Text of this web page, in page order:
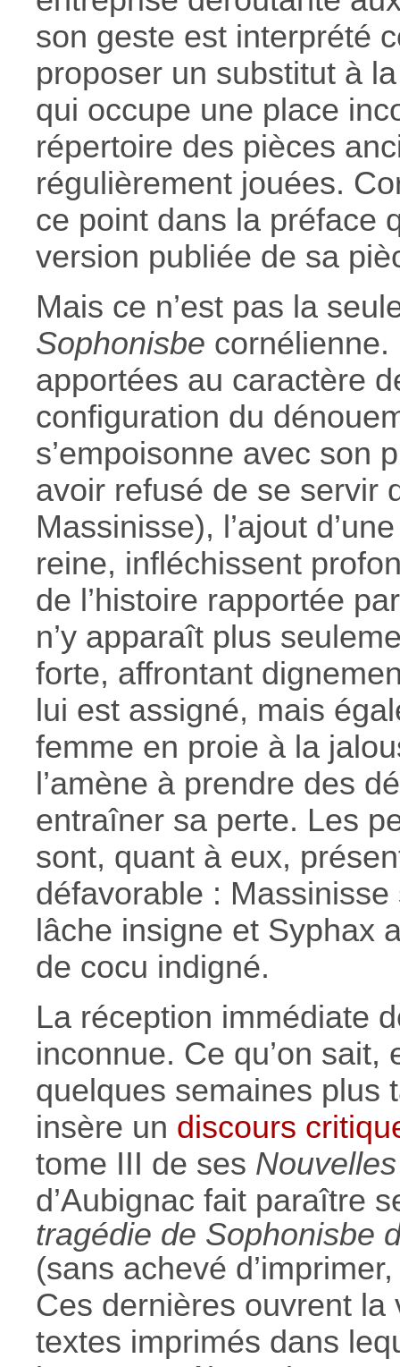
son geste est interprété
proposer un substitut à
qui occupe une place
répertoire des pièces
régulièrement jouées.
ce point dans la préface
version publiée de sa
Mais ce n’est pas la
Sophonisbe
apportées au caractère
configuration du
s’empoisonne avec son
avoir refusé de se servir
Massinisse), l’ajout
reine, infléchissent
de l’histoire rapportée
n’y apparaît plus
forte, affrontant
lui est assigné, mais
femme en proie à la
l’amène à prendre des
entraîner sa perte. Les
sont, quant à eux,
défavorable :
lâche insigne et Syphax
de cocu indigné.
La réception immédiate
inconnue. Ce qu’on sait,
quelques semaines plus
insère un discours
tome III de ses
d’Aubignac fait paraître
tragédie de Sophonisbe
(sans achevé
Ces dernières ouvrent
textes imprimés dans